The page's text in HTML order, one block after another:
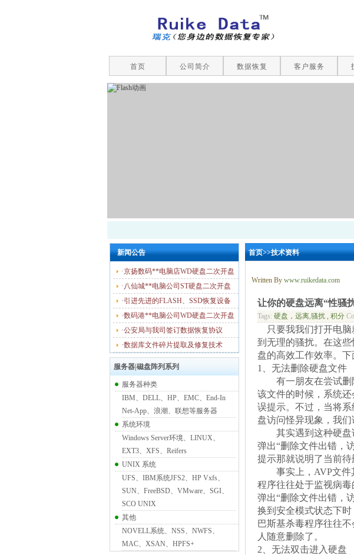
首页 公司简介 数据恢复 客户服务
新闻公告
·京扬数码**电脑店WD硬盘二次开盘
·八仙城**电脑公司ST硬盘二次开盘
·引进先进的FLASH、SSD恢复设备
·数码港**电脑公司WD硬盘二次开盘
·公安局与我司签订数据恢复协议
·数据库文件碎片提取及修复技术
服务器|磁盘阵列系列
服务器种类
IBM、DELL、HP、EMC、End-In
Net-App、浪潮、联想等服务器
系统环境
Windows Server环境、LINUX、
EXT3、XFS、Reifers
UNIX 系统
UFS、IBM系统JFS2、HP Vxfs、
SUN、FreeBSD、VMware、SGI、
SCO UNIX
其他
NOVELL系统、NSS、NWFS、
MAC、XSAN、HPFS+
首页>>技术资料
Written By www.ruikedata.com
让你的硬盘远离“性骚
Tags: 硬盘，远离,骚扰 , 积分
只要我我们打开电脑
到无理的骚扰。在这
盘的高效工作效率。下
1、无法删除硬盘文件
有一朋友在尝试删除
该文件的时候，系统
误提示。不过，当将
盘访问怪异现象，我
其实遇到这种硬盘访
弹出“删除文件出错，
提示那就说明了当前待
事实上，AVP文件其
程序往往处于监视病
弹出“删除文件出错，
换到安全模式状态下
巴斯基杀毒程序往往
人随意删除了。
2、无法双击进入硬盘